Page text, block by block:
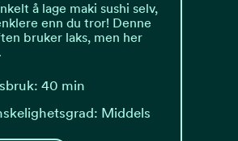
å lage maki sushi selv,
enn du tror! Denne
bruker laks, men her
40 min
Middels